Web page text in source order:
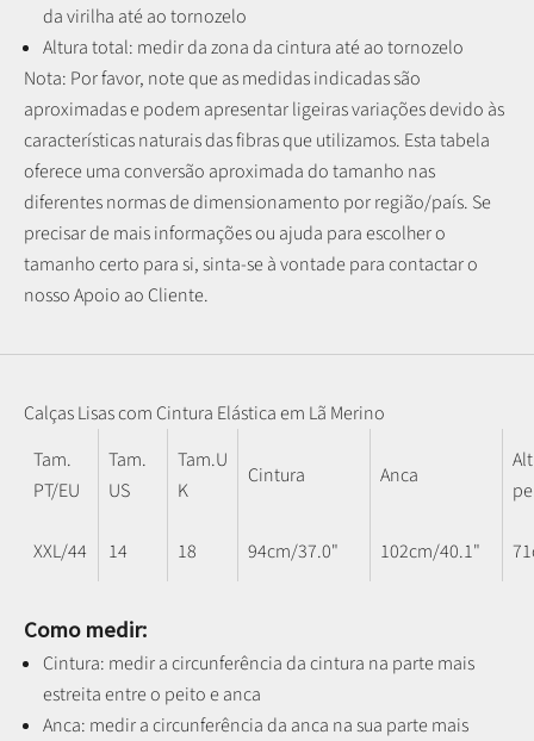
da virilha até ao tornozelo
Altura total: medir da zona da cintura até ao tornozelo
Nota: Por favor, note que as medidas indicadas são
aproximadas e podem apresentar ligeiras variações devido às
características naturais das fibras que utilizamos. Esta tabela
oferece uma conversão aproximada do tamanho nas
diferentes normas de dimensionamento por região/país. Se
precisar de mais informações ou ajuda para escolher o
tamanho certo para si, sinta-se à vontade para contactar o
nosso Apoio ao Cliente.
Calças Lisas com Cintura Elástica em Lã Merino
Tam.
PT/EU
Tam.
US
Tam.U
K
Cintura Anca
XXL/44 14 18 94cm/37.0" 102cm/40.1"
Como medir:
Cintura: medir a circunferência da cintura na parte mais
estreita entre o peito e anca
Anca: medir a circunferência da anca na sua parte mais